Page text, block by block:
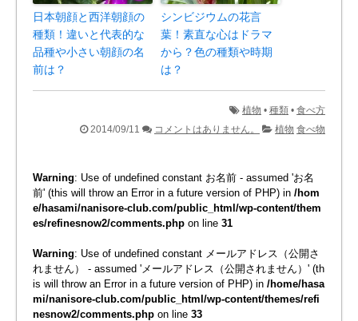
日本朝顔と西洋朝顔の
種類！違いと代表的な
品種や小さい朝顔の名
前は？
シンビジウムの花言
葉！素直な心はドラマ
から？色の種類や時期
は？
植物 • 種類 • 食べ方
2014/09/11
コメントはありません。 植物 食べ物
Warning: Use of undefined constant お名前 - assumed 'お名
前' (this will throw an Error in a future version of PHP) in /hom
e/hasami/nanisore-club.com/public_html/wp-content/them
es/refinesnow2/comments.php on line 31
Warning: Use of undefined constant メールアドレス（公開さ
れません） - assumed 'メールアドレス（公開されません）' (th
is will throw an Error in a future version of PHP) in /home/hasa
mi/nanisore-club.com/public_html/wp-content/themes/refi
nesnow2/comments.php on line 33